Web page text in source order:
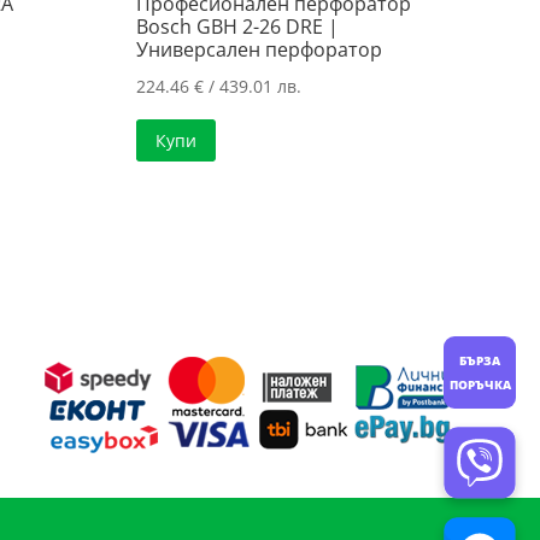
Bosch GBH 2-26 DRE |
Универсален перфоратор
224.46 €/ 439.01 лв.
Купи
БЪРЗА
ПОРЪЧКА